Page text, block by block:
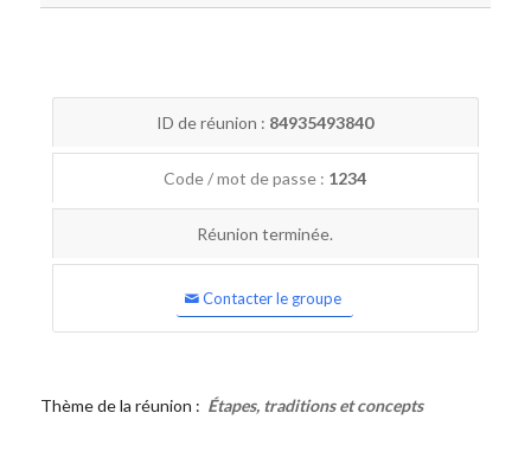
ID de réunion : 84935493840
Code / mot de passe : 1234
Réunion terminée.
Contacter le groupe
Thème de la réunion : Étapes, traditions et concepts